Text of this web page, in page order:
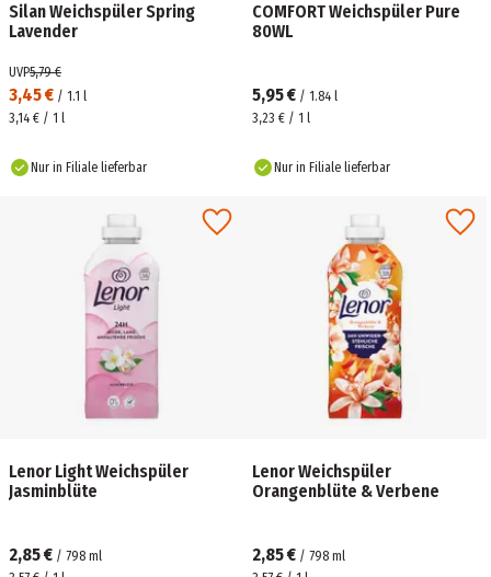
Silan Weichspüler Spring
Lavender
3,45 € / 1.1 l
UVP5,79 €
3,14 € / 1 l
Nur in Filiale lieferbar
COMFORT Weichspüler Pure
80WL
5,95 € / 1.84 l
3,23 € / 1 l
Nur in Filiale lieferbar
Lenor Light Weichspüler
Jasminblüte
2,85 € / 798 ml
Lenor Weichspüler
Orangenblüte & Verbene
2,85 € / 798 ml